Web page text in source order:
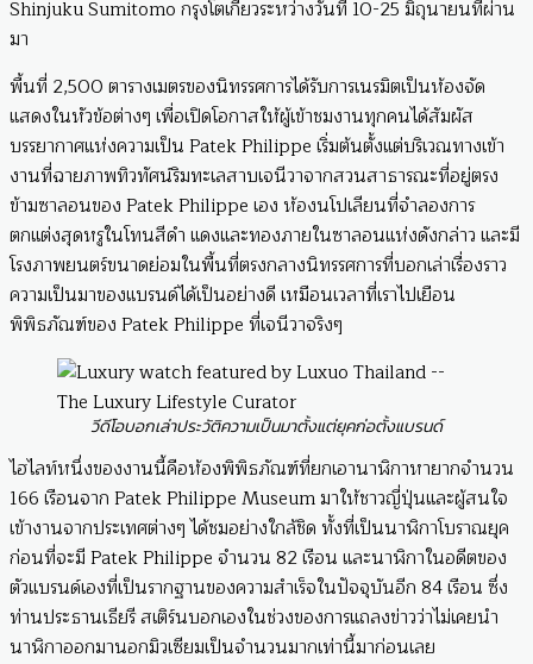
Shinjuku Sumitomo กรุงโตเกียวระหว่างวันที่ 10-25 มิถุนายนที่ผ่าน
มา
พื้นที่ 2,500 ตารางเมตรของนิทรรศการได้รับการเนรมิตเป็นห้องจัด
แสดงในหัวข้อต่างๆ เพื่อเปิดโอกาสให้ผู้เข้าชมงานทุกคนได้สัมผัส
บรรยากาศแห่งความเป็น Patek Philippe เริ่มต้นตั้งแต่บริเวณทางเข้า
งานที่ฉายภาพทิวทัศน์ริมทะเลสาบเจนีวาจากสวนสาธารณะที่อยู่ตรง
ข้ามซาลอนของ Patek Philippe เอง ห้องนโปเลียนที่จำลองการ
ตกแต่งสุดหรูในโทนสีดำ แดงและทองภายในซาลอนแห่งดังกล่าว และมี
โรงภาพยนตร์ขนาดย่อมในพื้นที่ตรงกลางนิทรรศการที่บอกเล่าเรื่องราว
ความเป็นมาของแบรนด์ได้เป็นอย่างดี เหมือนเวลาที่เราไปเยือน
พิพิธภัณฑ์ของ Patek Philippe ที่เจนีวาจริงๆ
วีดีโอบอกเล่าประวัติความเป็นมาตั้งแต่ยุคก่อตั้งแบรนด์
ไฮไลท์หนึ่งของงานนี้คือห้องพิพิธภัณฑ์ที่ยกเอานาฬิกาหายากจำนวน
166 เรือนจาก Patek Philippe Museum มาให้ชาวญี่ปุ่นและผู้สนใจ
เข้างานจากประเทศต่างๆ ได้ชมอย่างใกล้ชิด ทั้งที่เป็นนาฬิกาโบราณยุค
ก่อนที่จะมี Patek Philippe จำนวน 82 เรือน และนาฬิกาในอดีตของ
ตัวแบรนด์เองที่เป็นรากฐานของความสำเร็จในปัจจุบันอีก 84 เรือน ซึ่ง
ท่านประธานเธียรี สเติร์นบอกเองในช่วงของการแถลงข่าวว่าไม่เคยนำ
นาฬิกาออกมานอกมิวเซียมเป็นจำนวนมากเท่านี้มาก่อนเลย